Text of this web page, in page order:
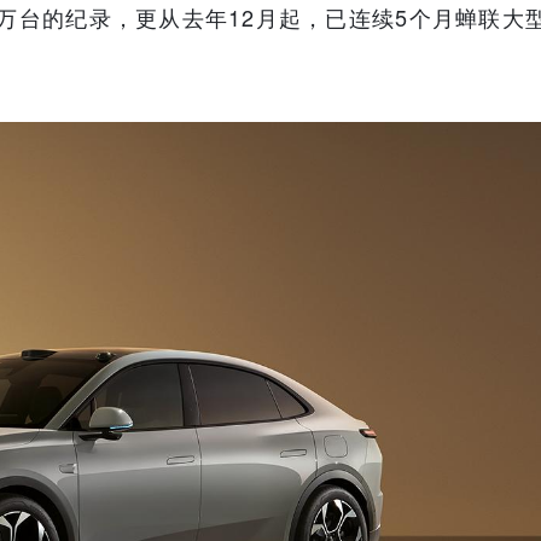
台的纪录，更从去年12月起，已连续5个月蝉联大